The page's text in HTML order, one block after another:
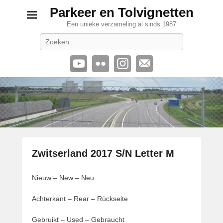
Parkeer en Tolvignetten
Een unieke verzameling al sinds 1987
Zwitserland 2017 S/N Letter M
e
l
Nieuw – New – Neu
Achterkant – Rear – Rückseite
Gebruikt – Used – Gebraucht